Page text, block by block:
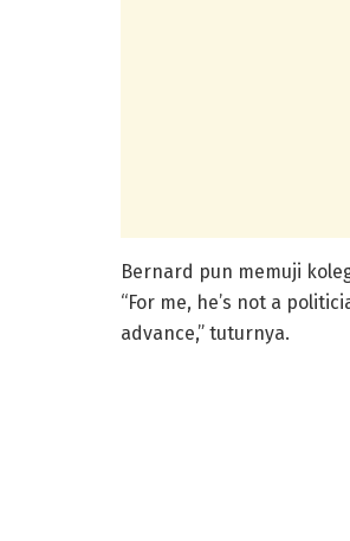
Bernard pun memuji
“For me, he’s not a
advance,” tuturnya.